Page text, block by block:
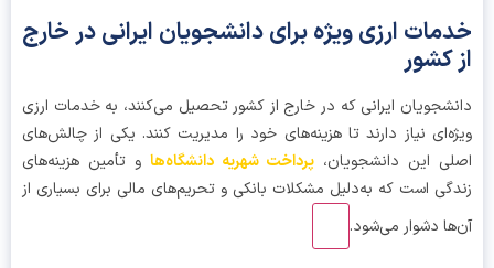
ارزی ویژه برای دانشجویان ایرانی در خارج
کشور
ایرانی که در خارج از کشور تحصیل می‌کنند، به خدمات ارزی
نیاز دارند تا هزینه‌های خود را مدیریت کنند. یکی از چالش‌های
این دانشجویان،پرداخت شهریه دانشگاه‌هاو تأمین هزینه‌های
است که به‌دلیل مشکلات بانکی و تحریم‌های مالی برای بسیاری از
دشوار می‌شود.